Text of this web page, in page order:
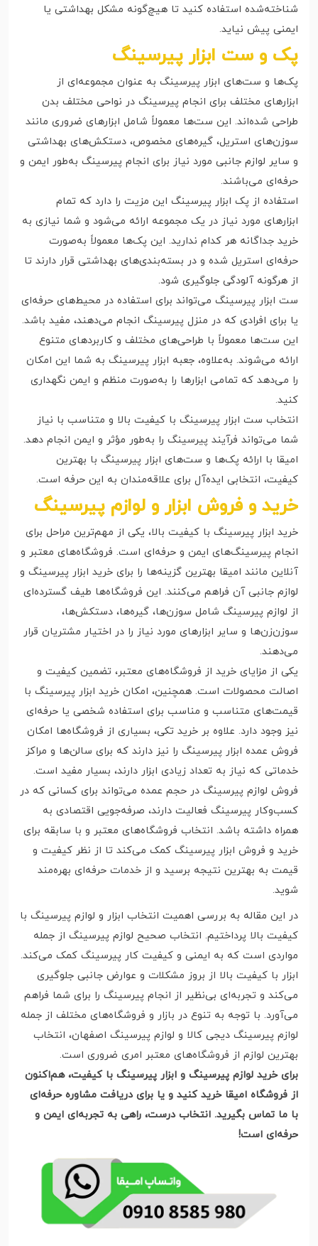
شناخته‌شده استفاده کنید تا هیچ‌گونه مشکل بهداشتی یا
ایمنی پیش نیاید.
پک و ست ابزار پیرسینگ
پک‌ها و ست‌های ابزار پیرسینگ به عنوان مجموعه‌ای از
ابزارهای مختلف برای انجام پیرسینگ در نواحی مختلف بدن
طراحی شده‌اند. این ست‌ها معمولاً شامل ابزارهای ضروری مانند
سوزن‌های استریل، گیره‌های مخصوص، دستکش‌های بهداشتی
و سایر لوازم جانبی مورد نیاز برای انجام پیرسینگ به‌طور ایمن و
حرفه‌ای می‌باشند.
استفاده از پک ابزار پیرسینگ این مزیت را دارد که تمام
ابزارهای مورد نیاز در یک مجموعه ارائه می‌شود و شما نیازی به
خرید جداگانه هر کدام ندارید. این پک‌ها معمولاً به‌صورت
حرفه‌ای استریل شده و در بسته‌بندی‌های بهداشتی قرار دارند تا
از هرگونه آلودگی جلوگیری شود.
ست ابزار پیرسینگ می‌تواند برای استفاده در محیط‌های حرفه‌ای
یا برای افرادی که در منزل پیرسینگ انجام می‌دهند، مفید باشد.
این ست‌ها معمولاً با طراحی‌های مختلف و کاربردهای متنوع
ارائه می‌شوند. به‌علاوه، جعبه ابزار پیرسینگ به شما این امکان
را می‌دهد که تمامی ابزارها را به‌صورت منظم و ایمن نگهداری
کنید.
انتخاب ست ابزار پیرسینگ با کیفیت بالا و متناسب با نیاز
شما می‌تواند فرآیند پیرسینگ را به‌طور مؤثر و ایمن انجام دهد.
امیقا با ارائه پک‌ها و ست‌های ابزار پیرسینگ با بهترین
کیفیت، انتخابی ایده‌آل برای علاقه‌مندان به این حرفه است.
خرید و فروش ابزار و لوازم پیرسینگ
خرید ابزار پیرسینگ با کیفیت بالا، یکی از مهم‌ترین مراحل برای
انجام پیرسینگ‌های ایمن و حرفه‌ای است. فروشگاه‌های معتبر و
آنلاین مانند امیقا بهترین گزینه‌ها را برای خرید ابزار پیرسینگ و
لوازم جانبی آن فراهم می‌کنند. این فروشگاه‌ها طیف گسترده‌ای
از لوازم پیرسینگ شامل سوزن‌ها، گیره‌ها، دستکش‌ها،
سوزن‌زن‌ها و سایر ابزارهای مورد نیاز را در اختیار مشتریان قرار
می‌دهند.
یکی از مزایای خرید از فروشگاه‌های معتبر، تضمین کیفیت و
اصالت محصولات است. همچنین، امکان خرید ابزار پیرسینگ با
قیمت‌های متناسب و مناسب برای استفاده شخصی یا حرفه‌ای
نیز وجود دارد. علاوه بر خرید تکی، بسیاری از فروشگاه‌ها امکان
فروش عمده ابزار پیرسینگ را نیز دارند که برای سالن‌ها و مراکز
خدماتی که نیاز به تعداد زیادی ابزار دارند، بسیار مفید است.
فروش لوازم پیرسینگ در حجم عمده می‌تواند برای کسانی که در
کسب‌وکار پیرسینگ فعالیت دارند، صرفه‌جویی اقتصادی به
همراه داشته باشد. انتخاب فروشگاه‌های معتبر و با سابقه برای
خرید و فروش ابزار پیرسینگ کمک می‌کند تا از نظر کیفیت و
قیمت به بهترین نتیجه برسید و از خدمات حرفه‌ای بهره‌مند
شوید.
در این مقاله به بررسی اهمیت انتخاب ابزار و لوازم پیرسینگ با
کیفیت بالا پرداختیم. انتخاب صحیح لوازم پیرسینگ از جمله
مواردی است که به ایمنی و کیفیت کار پیرسینگ کمک می‌کند.
ابزار با کیفیت بالا از بروز مشکلات و عوارض جانبی جلوگیری
می‌کند و تجربه‌ای بی‌نظیر از انجام پیرسینگ را برای شما فراهم
می‌آورد. با توجه به تنوع در بازار و فروشگاه‌های مختلف از جمله
لوازم پیرسینگ دیجی کالا و لوازم پیرسینگ اصفهان، انتخاب
بهترین لوازم از فروشگاه‌های معتبر امری ضروری است.
برای خرید لوازم پیرسینگ و ابزار پیرسینگ با کیفیت، هم‌اکنون
از فروشگاه امیقا خرید کنید و یا برای دریافت مشاوره حرفه‌ای
با ما تماس بگیرید. انتخاب درست، راهی به تجربه‌ای ایمن و
حرفه‌ای است!